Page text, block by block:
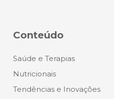
Conteúdo
Saúde e Terapias
Nutricionais
Tendências e Inovações